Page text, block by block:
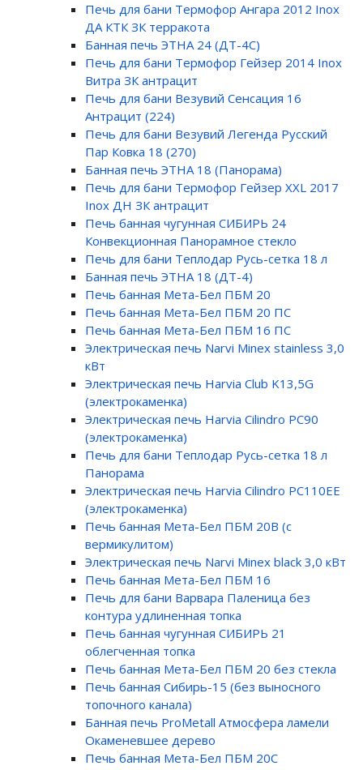
Печь для бани Термофор Ангара 2012 Inox
ДА КТК ЗК терракота
Банная печь ЭТНА 24 (ДТ-4С)
Печь для бани Термофор Гейзер 2014 Inox
Витра ЗК антрацит
Печь для бани Везувий Сенсация 16
Антрацит (224)
Печь для бани Везувий Легенда Русский
Пар Ковка 18 (270)
Банная печь ЭТНА 18 (Панорама)
Печь для бани Термофор Гейзер XXL 2017
Inox ДН ЗК антрацит
Печь банная чугунная СИБИРЬ 24
Конвекционная Панорамное стекло
Печь для бани Теплодар Русь-сетка 18 л
Банная печь ЭТНА 18 (ДТ-4)
Печь банная Мета-Бел ПБМ 20
Печь банная Мета-Бел ПБМ 20 ПС
Печь банная Мета-Бел ПБМ 16 ПС
Электрическая печь Narvi Minex stainless 3,0
кВт
Электрическая печь Harvia Club K13,5G
(электрокаменка)
Электрическая печь Harvia Cilindro PC90
(электрокаменка)
Печь для бани Теплодар Русь-сетка 18 л
Панорама
Электрическая печь Harvia Cilindro PC110EE
(электрокаменка)
Печь банная Мета-Бел ПБМ 20В (с
вермикулитом)
Электрическая печь Narvi Minex black 3,0 кВт
Печь банная Мета-Бел ПБМ 16
Печь для бани Варвара Паленица без
контура удлиненная топка
Печь банная чугунная СИБИРЬ 21
облегченная топка
Печь банная Мета-Бел ПБМ 20 без стекла
Печь банная Сибирь-15 (без выносного
топочного канала)
Банная печь ProMetall Атмосфера ламели
Окаменевшее дерево
Печь банная Мета-Бел ПБМ 20С